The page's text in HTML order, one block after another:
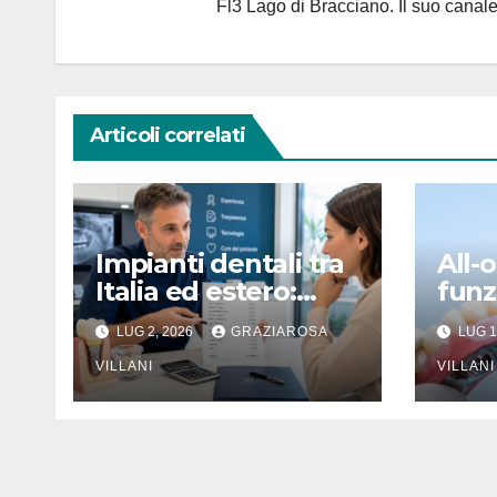
Fl3 Lago di Bracciano. Il suo
Articoli correlati
Impianti dentali tra
Italia ed estero:
come si
confrontano i
preventivi senza
farsi male
LUG 2, 2026 GRAZIAROSA
VILLANI
All-
che
LUG
VILLANI